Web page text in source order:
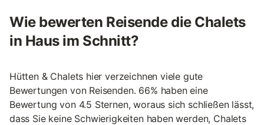
Wie bewerten Reisende die Chalets
in Haus im Schnitt?
Hütten & Chalets hier verzeichnen viele gute
Bewertungen von Reisenden. 66% haben eine
Bewertung von 4.5 Sternen, woraus sich schließen lässt,
dass Sie keine Schwierigkeiten haben werden, Chalets